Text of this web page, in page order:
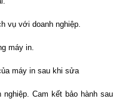
vụ với doanh nghiệp.
máy in.
máy in sau khi sửa
nghiệp. Cam kết bảo hành sau